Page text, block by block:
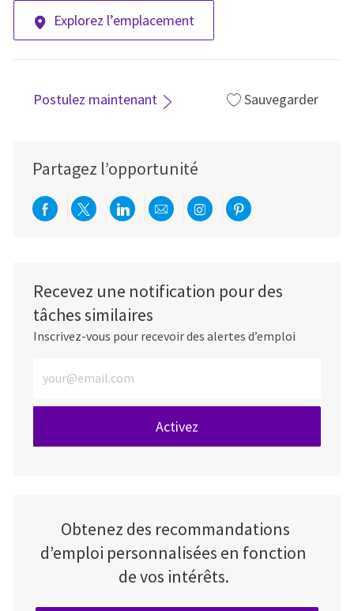
Explorez l’emplacement
Postulez maintenant Sauvegarder
Partagez l’opportunité
Partager via Facebook
Partager via twitter
Partager via LinkedIn
Partager par e-mail
Partager via
Partager via
Recevez une notification pour des
tâches similaires
Inscrivez-vous pour recevoir des alertes d’emploi
Activez
Obtenez des recommandations
d’emploi personnalisées en fonction
de vos intérêts.